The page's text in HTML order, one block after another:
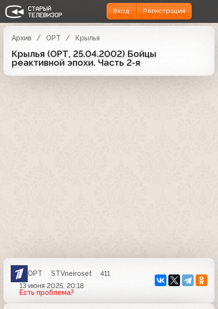
Вход Регистрация
Архив ОРТ Крылья
Крылья (ОРТ, 25.04.2002) Бойцы
реактивной эпохи. Часть 2-я
ОРТ STVneiroset
411
13 июня 2025, 20:18
Есть проблема?